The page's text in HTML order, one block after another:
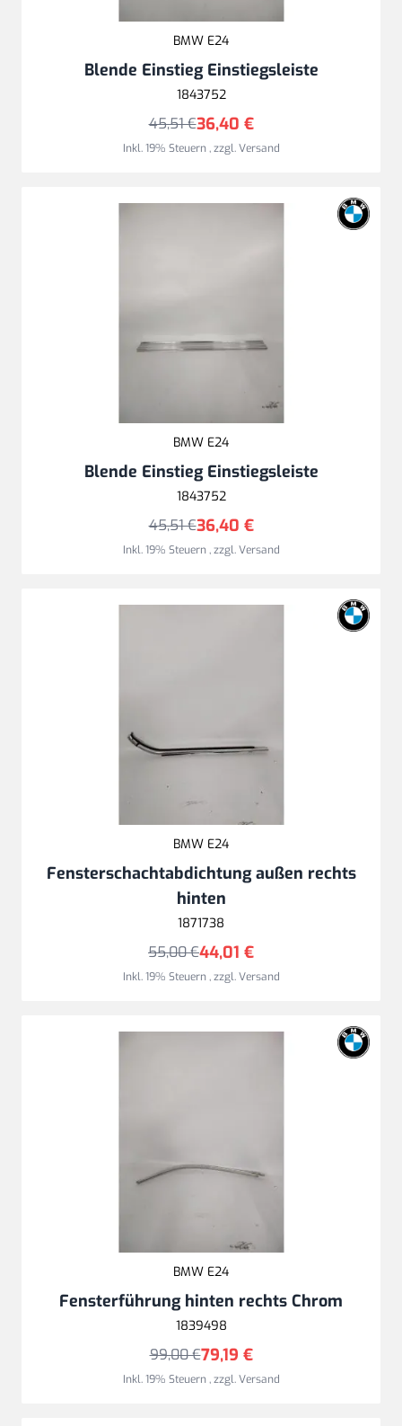
BMW E24
Blende Einstieg Einstiegsleiste
1843752
36,40 €
45,51 €
Inkl. 19% Steuern,zzgl.Versand
BMW E24
Blende Einstieg Einstiegsleiste
1843752
36,40 €
45,51 €
Inkl. 19% Steuern,zzgl.Versand
BMW E24
Fensterschachtabdichtung außen rechts
hinten
1871738
44,01 €
55,00 €
Inkl. 19% Steuern,zzgl.Versand
BMW E24
Fensterführung hinten rechts Chrom
1839498
79,19 €
99,00 €
Inkl. 19% Steuern,zzgl.Versand